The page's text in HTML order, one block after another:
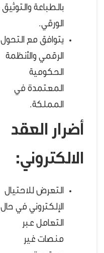
بالطباعة والتوثيق
الورقي.
يتوافق مع التحول
الرقمي والأنظمة
الحكومية
المعتمدة في
المملكة.
أضرار العقد
الالكتروني:
التعرض للاحتيال
الإلكتروني في حال
التعامل عبر
منصات غير